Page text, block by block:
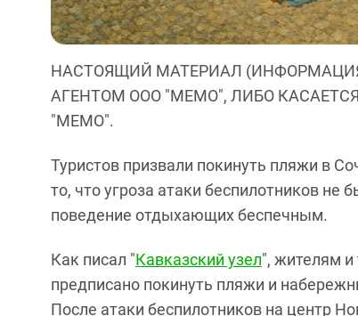
НАСТОЯЩИЙ МАТЕРИАЛ
АГЕНТОМ ООО "МЕМО", ЛИБО
"МЕМО".
Туристов призвали покинуть пляжи в
то, что угроза атаки беспилотников не
поведение отдыхающих беспечным.
Как писал "Кавказский узел", жителям и
предписано покинуть пляжи и
После атаки беспилотников на центр